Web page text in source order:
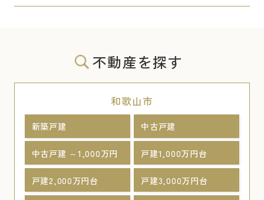
不動産を探す
和歌山市
新築戸建 中古戸建
中古戸建 ～1,000万円 戸建1,000万円台
戸建2,000万円台 戸建3,000万円台